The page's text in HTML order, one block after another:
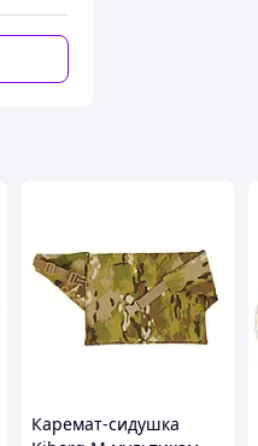
Каремат-сидушка